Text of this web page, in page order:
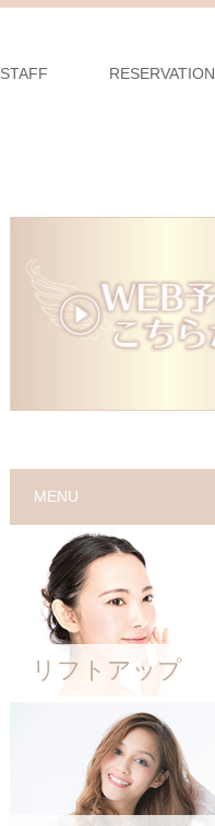
STAFF RESERVATION
MENU
リフトアップ